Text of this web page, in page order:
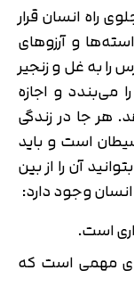
راه انسان قرار
و آرزوهای
به غل و زنجیر
و اجازه
هر جا در زندگی
است و باید
آن را از بین
وجود دارد:
است.
مهمی است که